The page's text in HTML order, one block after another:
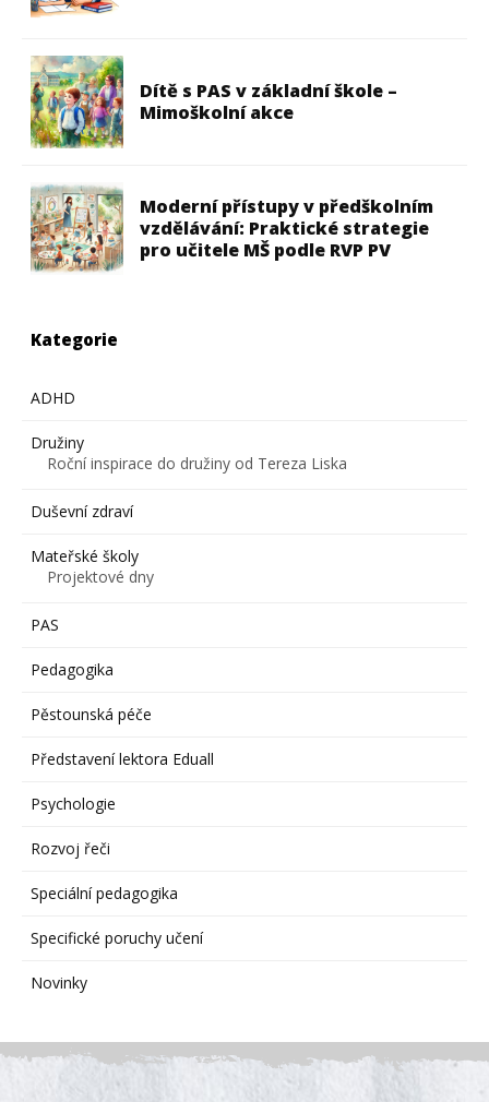
Dítě s PAS v základní škole –
Mimoškolní akce
Moderní přístupy v předškolním
vzdělávání: Praktické strategie
pro učitele MŠ podle RVP PV
Kategorie
ADHD
Družiny
Roční inspirace do družiny od Tereza Liska
Duševní zdraví
Mateřské školy
Projektové dny
PAS
Pedagogika
Pěstounská péče
Představení lektora Eduall
Psychologie
Rozvoj řeči
Speciální pedagogika
Specifické poruchy učení
Novinky